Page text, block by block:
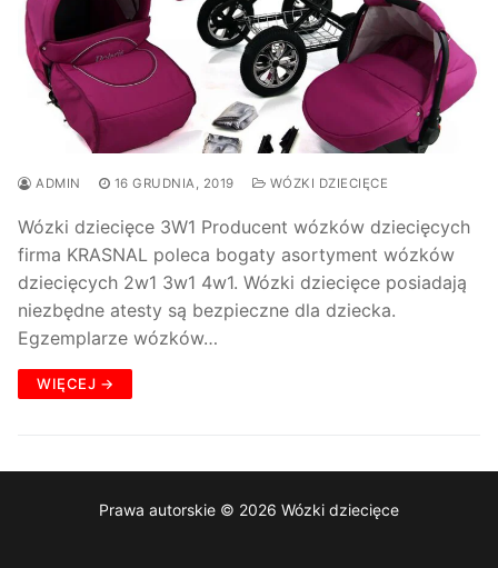
ADMIN 16 GRUDNIA, 2019 WÓZKI DZIECIĘCE
Wózki dziecięce 3W1 Producent wózków dziecięcych
firma KRASNAL poleca bogaty asortyment wózków
dziecięcych 2w1 3w1 4w1. Wózki dziecięce posiadają
niezbędne atesty są bezpieczne dla dziecka.
Egzemplarze wózków…
WIĘCEJ →
Prawa autorskie © 2026 Wózki dziecięce